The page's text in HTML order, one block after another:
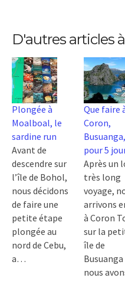
D'autres articles
Plongée à
Moalboal, le
sardine run
Avant de
descendre sur
l’île de Bohol,
nous décidons
de faire une
petite étape
plongée au
nord de Cebu,
a…
Que faire
Coron,
Busuanga,
pour 5
Après un
très long
voyage,
arrivons
à Coron
sur la
île de
Busuanga
nous